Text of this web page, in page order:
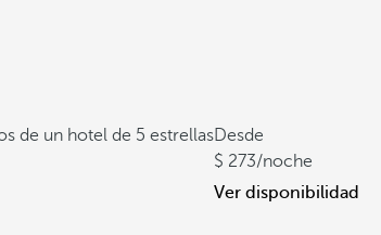
de un hotel de 5 estrellasDesde
273/noche
Ver disponibilidad